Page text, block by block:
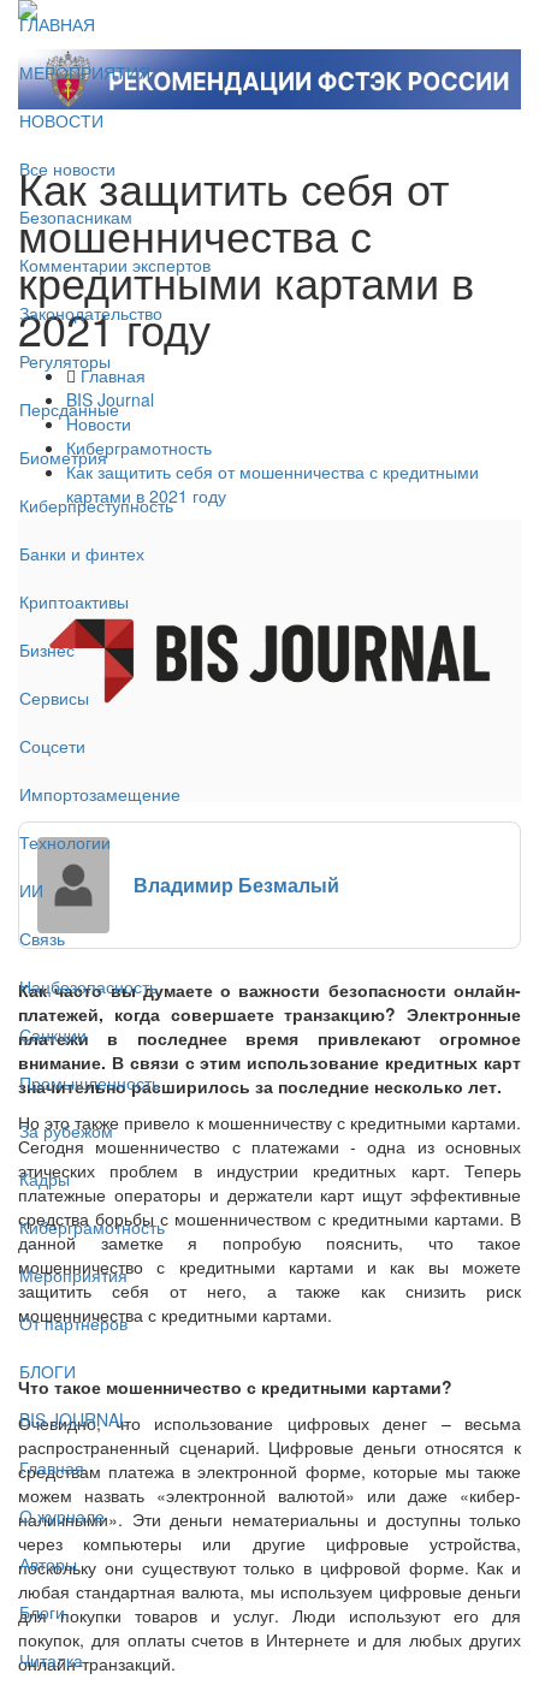
ГЛАВНАЯ
МЕРОПРИЯТИЯ
НОВОСТИ
Все новости
Безопасникам
Комментарии экспертов
Законодательство
Регуляторы
Персданные
Биометрия
Киберпреступность
Банки и финтех
Криптоактивы
Бизнес
Сервисы
Соцсети
Импортозамещение
Технологии
ИИ
Связь
Нацбезопасность
Санкции
Промышленность
За рубежом
Кадры
Киберграмотность
Мероприятия
От партнёров
БЛОГИ
BIS JOURNAL
Главная
О журнале
Авторы
Блоги
Читалка
Как защитить себя от
мошенничества с
кредитными картами в
2021 году
Главная
BIS Journal
Новости
Киберграмотность
Как защитить себя от мошенничества с кредитными
картами в 2021 году
Владимир Безмалый
Как часто вы думаете о важности безопасности онлайн-
платежей, когда совершаете транзакцию? Электронные
платежи в последнее время привлекают огромное
внимание. В связи с этим использование кредитных карт
значительно расширилось за последние несколько лет.
Но это также привело к мошенничеству с кредитными картами.
Сегодня мошенничество с платежами - одна из основных
этических проблем в индустрии кредитных карт. Теперь
платежные операторы и держатели карт ищут эффективные
средства борьбы с мошенничеством с кредитными картами. В
данной заметке я попробую пояснить, что такое
мошенничество с кредитными картами и как вы можете
защитить себя от него, а также как снизить риск
мошенничества с кредитными картами.
Что такое мошенничество с кредитными картами?
Очевидно, что использование цифровых денег – весьма
распространенный сценарий. Цифровые деньги относятся к
средствам платежа в электронной форме, которые мы также
можем назвать «электронной валютой» или даже «кибер-
наличными». Эти деньги нематериальны и доступны только
через компьютеры или другие цифровые устройства,
поскольку они существуют только в цифровой форме. Как и
любая стандартная валюта, мы используем цифровые деньги
для покупки товаров и услуг. Люди используют его для
покупок, для оплаты счетов в Интернете и для любых других
онлайн-транзакций.